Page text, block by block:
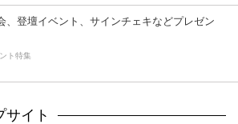
、登壇イベント、サインチェキなどプレゼン
ト特集
サイト